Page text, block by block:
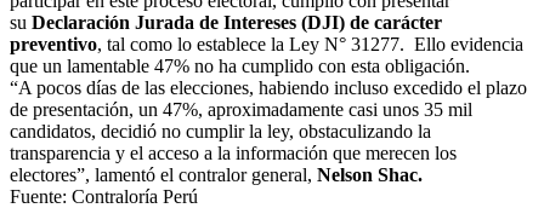
su Declaración Jurada de Intereses (DJI) de carácter
preventivo, tal como lo establece la Ley N° 31277. Ello evidencia
que un lamentable 47% no ha cumplido con esta obligación.
“A pocos días de las elecciones, habiendo incluso excedido el plazo
de presentación, un 47%, aproximadamente casi unos 35 mil
candidatos, decidió no cumplir la ley, obstaculizando la
transparencia y el acceso a la información que merecen los
electores”, lamentó el contralor general, Nelson Shac.
Fuente: Contraloría Perú